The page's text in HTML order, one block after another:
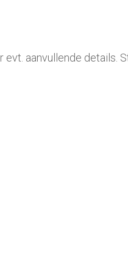
aanvullende details.